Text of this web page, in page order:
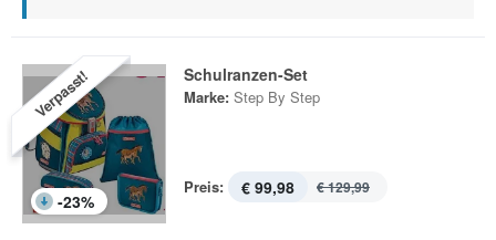
Verpasst!
-23%
Schulranzen-Set
Marke: Step By Step
Preis: € 99,98 € 129,99